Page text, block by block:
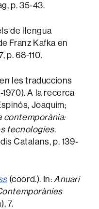
p. 35-43.
de llengua
Franz Kafka en
p. 68-110.
les traduccions
1970). A la recerca
Joaquim;
contemporània:
tecnologies.
Catalans, p. 139-
(coord.). In: Anuari
7.